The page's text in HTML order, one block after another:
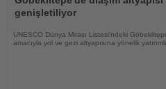
genişletiliyor
UNESCO Dünya Mirası Listesi'ndeki
amacıyla yol ve gezi altyapısına yönelik